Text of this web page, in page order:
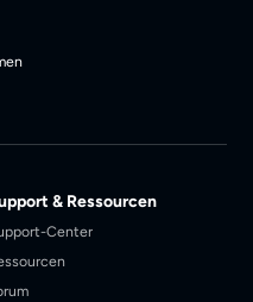
& Ressourcen
Center